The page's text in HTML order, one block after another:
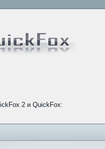
2 и QuickFox: